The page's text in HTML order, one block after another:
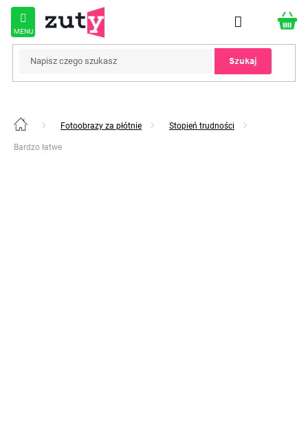
Przejść
treści
Szukaj
Home Fotoobrazy za płótnie Stopień trudności
Bardzo łatwe